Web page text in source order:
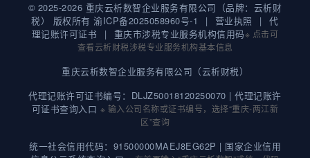
© 2025-2026 重庆云析数智企业服务有限公司（品牌：云析财
税） 版权所有渝ICP备2025058960号-1 | 营业执照 |
代
理记账许可证书
| 重庆市涉税专业服务机构信用码※ 点击可
查看云析财税涉税专业服务机构基本信息
重庆云析数智企业服务有限公司（云析财税）
代理记账许可证书编号：DLJZ50018120250070 |代理记账许
可证书查询入口 ※ 输入公司名称或证书编号，选择“重庆-两江新
区”查询
统一社会信用代码：91500000MAEJ8EG62P | 国家企业信用